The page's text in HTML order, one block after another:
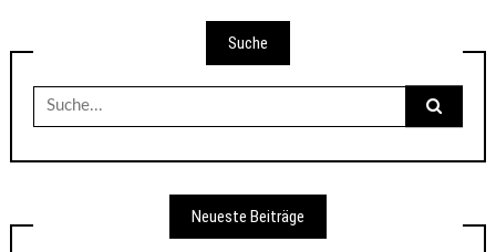
Suche
Suche
nach:
Neueste Beiträge